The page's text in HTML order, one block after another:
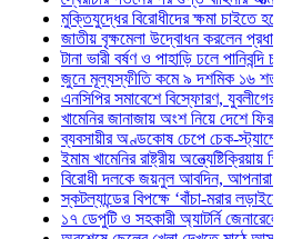
মুক্তিযুদ্ধের বিরোধীদের ক্ষমা চাইতে হবে:
জাতীয় বৃক্ষমেলা উদ্বোধন করলেন প্রধানমন্ত্রী
টানা ভারী বর্ষণ ও পাহাড়ি ঢলে পানিবন্দি
জুনে মূল্যস্ফীতি কমে ৯ দশমিক ১৬ শতাংশ
এনসিপির সমাবেশে বিস্ফোরণ, যুবলীগের দুই
খামেনির জানাজায় অংশ নিয়ে দেশে ফিরলেন
ব্যবসায়ীর অণ্ডকোষ চেপে চেক-স্ট্যাম্পে
ইমাম খামেনির রাষ্ট্রীয় অন্ত্যেষ্টিক্রিয়ায়
বিরোধী দলকে জয়নুল আবদিন, আপনারা ৭১
স্কটল্যান্ডের বিপক্ষে ‘বাঁচা-মরার লড়াইয়ে’
১৭ ডেপুটি ও সহকারী অ্যাটর্নি জেনারেলের